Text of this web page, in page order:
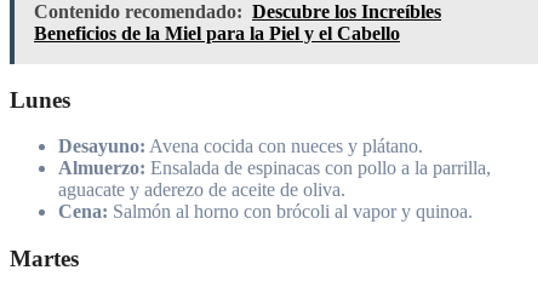
Contenido recomendado: Descubre los Increíbles
Beneficios de la Miel para la Piel y el Cabello
Lunes
Desayuno: Avena cocida con nueces y plátano.
Almuerzo: Ensalada de espinacas con pollo a la parrilla,
aguacate y aderezo de aceite de oliva.
Cena: Salmón al horno con brócoli al vapor y quinoa.
Martes